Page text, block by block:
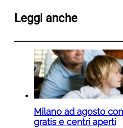
Leggi anche
Milano ad agosto
gratis e centri aperti